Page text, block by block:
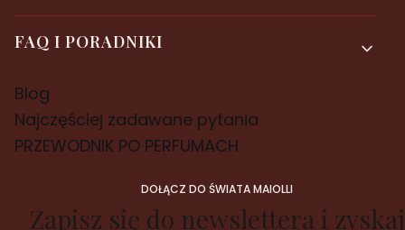
FAQ I PORADNIKI
Blog
Najczęściej zadawane pytania
PRZEWODNIK PO PERFUMACH
DOŁĄCZ DO ŚWIATA MAIOLLI
Zapisz się do newslettera i zyskaj